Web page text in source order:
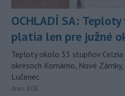
OCHLADÍ SA:
platia len pre južné
Teploty okolo 33 stupňov
okresoch Komárno, Nové
Lučenec.
dnes 8:08